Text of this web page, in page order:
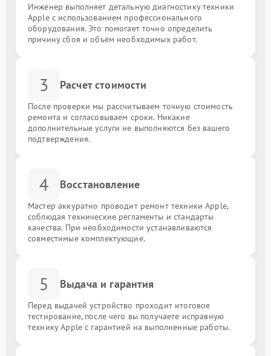
Инженер выполняет детальную диагностику техники
Apple с использованием профессионального
оборудования. Это помогает точно определить
причину сбоя и объём необходимых работ.
3 Расчет стоимости
После проверки мы рассчитываем точную стоимость
ремонта и согласовываем сроки. Никакие
дополнительные услуги не выполняются без вашего
подтверждения.
4 Восстановление
Мастер аккуратно проводит ремонт техники Apple,
соблюдая технические регламенты и стандарты
качества. При необходимости устанавливаются
совместимые комплектующие.
5 Выдача и гарантия
Перед выдачей устройство проходит итоговое
тестирование, после чего вы получаете исправную
технику Apple с гарантией на выполненные работы.